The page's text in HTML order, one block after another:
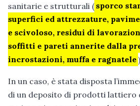
sanitarie e strutturali ( sporco
superfici ed attrezzature,
e scivoloso, residui di
soffitti e pareti annerite dalla
incrostazioni, muffa e ragnatele
In un caso, è stata disposta
di un deposito di prodotti lattiero